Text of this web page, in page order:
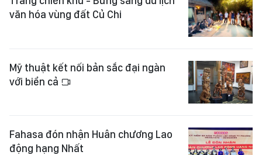
văn hóa vùng đất Củ Chi
Mỹ thuật kết nối bản sắc đại ngàn
với biển cả
Fahasa đón nhận Huân chương Lao
động hạng Nhất